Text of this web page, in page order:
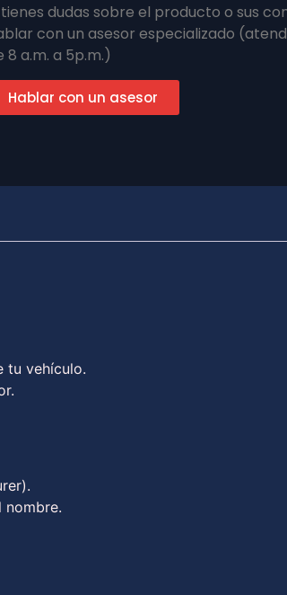
tienes dudas sobre el producto o sus
con un asesor especializado
8 a.m. a 5p.m.)
Hablar con un asesor
tu vehículo.
nombre.